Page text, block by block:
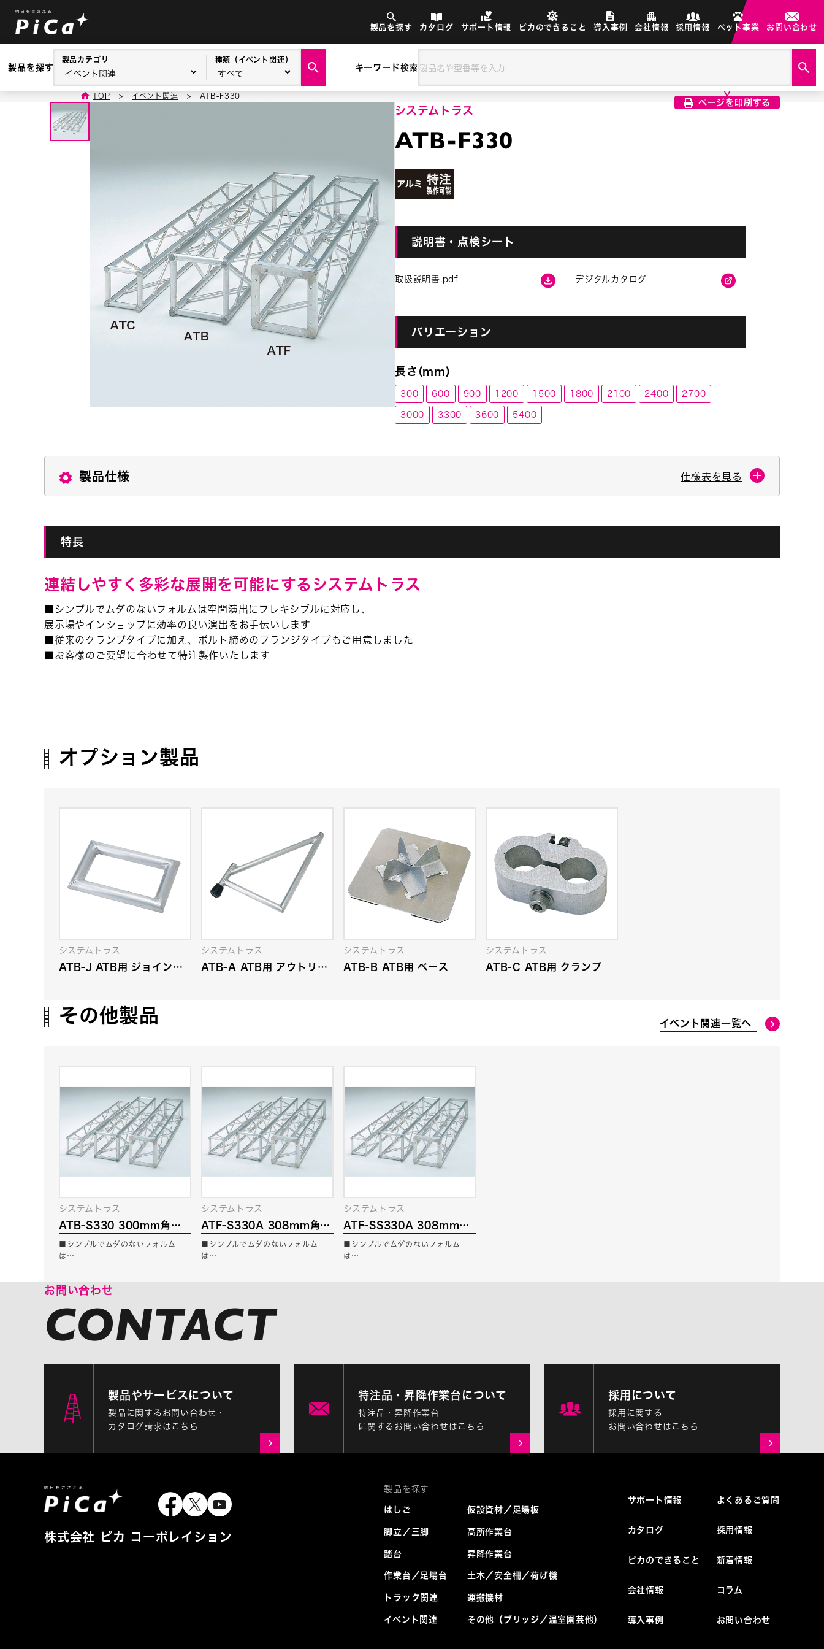
製品を探す カタログ サポート情報 ピカのできること 導入事例 会社情報 採用情報 ペット事業 お問い合わせ
製品を探す
製品カテゴリ 種類（イベント関連）
キーワード検索
TOP > イベント関連 > ATB-F330
ページを印刷する
ATB-F330
システムトラス
説明書・点検シート
取扱説明書.pdf デジタルカタログ
バリエーション
長さ(ｍｍ)
300 600 900 1200 1500 1800 2100 2400 2700
3000 3300 3600 5400
製品仕様 仕様表を見る
特長
連結しやすく多彩な展開を可能にするシステムトラス
■シンプルでムダのないフォルムは空間演出にフレキシブルに対応し、
展示場やインショップに効率の良い演出をお手伝いします
■従来のクランプタイプに加え、ボルト締めのフランジタイプもご用意しました
■お客様のご要望に合わせて特注製作いたします
オプション製品
ATB-J ATB用 ジョイント
システムトラス
ATB-A ATB用 アウトリガ
システムトラス
ATB-B ATB用 ベース
システムトラス
ATB-C ATB用 クランプ
システムトラス
その他製品 イベント関連一覧へ
ATB-S330 300mm角ト
ラス クランプタイプ
システムトラス
■シンプルでムダのないフォルム
は…
ATF-S330A 308mm角ト
ラス フランジタイプ
システムトラス
■シンプルでムダのないフォルム
は…
ATF-SS330A 308mm角
トラス フランジ側面穴あり
タイプ
システムトラス
■シンプルでムダのないフォルム
は…
お問い合わせ
製品やサービスについて
製品に関するお問い合わせ・
カタログ請求はこちら
特注品・昇降作業台について
特注品・昇降作業台
に関するお問い合わせはこちら
採用について
採用に関する
お問い合わせはこちら
株式会社 ピカ コーポレイション
はしご
脚立／三脚
踏台
作業台／足場台
トラック関連
イベント関連
仮設資材／足場板
高所作業台
昇降作業台
土木／安全柵／荷げ機
運搬機材
その他（ブリッジ／温室園芸他）
サポート情報
カタログ
ピカのできること
会社情報
導入事例
よくあるご質問
採用情報
新着情報
コラム
お問い合わせ